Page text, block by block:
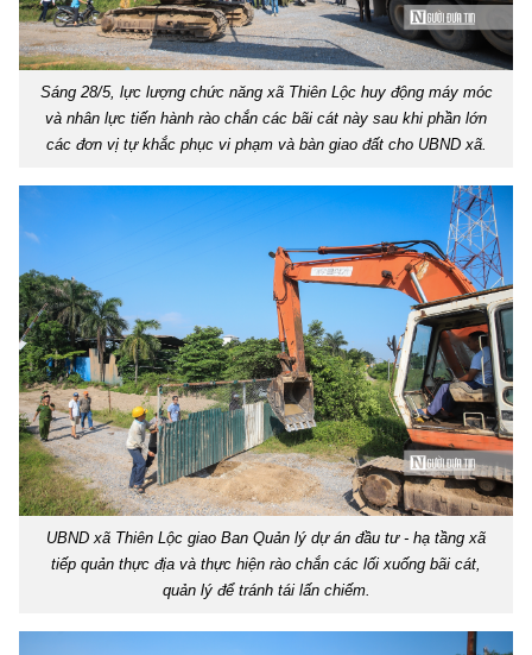
Sáng 28/5, lực lượng chức năng xã Thiên Lộc huy động máy móc
và nhân lực tiến hành rào chắn các bãi cát này sau khi phần lớn
các đơn vị tự khắc phục vi phạm và bàn giao đất cho UBND xã.
UBND xã Thiên Lộc giao Ban Quản lý dự án đầu tư - hạ tầng xã
tiếp quản thực địa và thực hiện rào chắn các lối xuống bãi cát,
quản lý để tránh tái lấn chiếm.